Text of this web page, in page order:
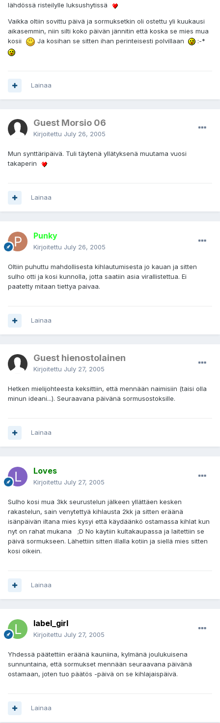
lähdössä risteilylle luksushytissä
Vaikka oltiin sovittu päivä ja sormuksetkin oli ostettu yli kuukausi
aikasemmin, niin silti koko päivän jännitin että koska se mies mua
kosii
Ja kosihan se sitten ihan perinteisesti polvillaan :-*
Lainaa
Guest Morsio 06
Kirjoitettu July 26, 2005
Mun synttäripäivä. Tuli täytenä yllätyksenä muutama vuosi
takaperin
Lainaa
Punky
Kirjoitettu July 26, 2005
Oltiin puhuttu mahdollisesta kihlautumisesta jo kauan ja sitten
sulho otti ja kosi kunnolla, jotta saatiin asia virallistettua. Ei
paatetty mitaan tiettya paivaa.
Lainaa
Guest hienostolainen
Kirjoitettu July 27, 2005
Hetken mielijohteesta keksittiin, että mennään naimisiin (taisi olla
minun ideani...). Seuraavana päivänä sormusostoksille.
Lainaa
Loves
Kirjoitettu July 27, 2005
Sulho kosi mua 3kk seurustelun jälkeen yllättäen kesken
rakastelun, sain venytettyä kihlausta 2kk ja sitten eräänä
isänpäivän iltana mies kysyi että käydäänkö ostamassa kihlat kun
nyt on rahat mukana ;D No käytiin kultakaupassa ja laitettiin se
päivä sormukseen. Lähettiin sitten illalla kotiin ja siellä mies sitten
kosi oikein.
Lainaa
label_girl
Kirjoitettu July 27, 2005
Yhdessä päätettiin eräänä kauniina, kylmänä joulukuisena
sunnuntaina, että sormukset mennään seuraavana päivänä
ostamaan, joten tuo päätös -päivä on se kihlajaispäivä.
Lainaa